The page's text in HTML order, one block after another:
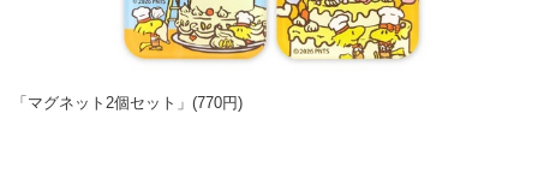
「マグネット2個セット」(770円)